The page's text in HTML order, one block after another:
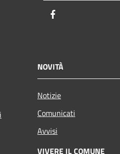
NOVITÀ
Notizie
Comunicati
Avvisi
VIVERE IL COMUNE